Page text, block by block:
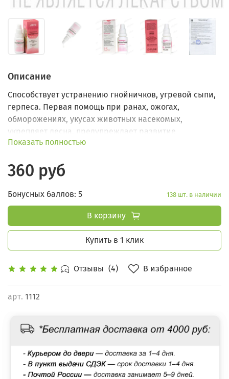
Отзывы (4) В избранное
арт. 1112
Описание
Способствует устранению гнойничков, угревой сыпи,
герпеса. Первая помощь при ранах, ожогах,
обморожениях, укусах животных насекомых,
укрепляет десна, предупреждает развитие
заболевания пародонтоз.
Показать полностью
360 руб
Бонусных баллов: 5 138 шт. в наличии
В корзину
Купить в 1 клик